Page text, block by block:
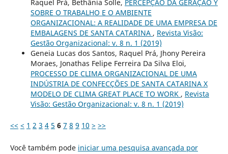
Raquel Prá, Bethânia Solle, PERCEPÇÃO DA GERAÇÃO Y
SOBRE O TRABALHO E O AMBIENTE
ORGANIZACIONAL: A REALIDADE DE UMA EMPRESA DE
EMBALAGENS DE SANTA CATARINA , Revista Visão:
Gestão Organizacional: v. 8 n. 1 (2019)
Geneia Lucas dos Santos, Raquel Prá, Jhony Pereira
Moraes, Jonathas Felipe Ferreira Da Silva Eloi,
PROCESSO DE CLIMA ORGANIZACIONAL DE UMA
INDÚSTRIA DE CONFECÇÕES DE SANTA CATARINA X
MODELO DE CLIMA GREAT PLACE TO WORK , Revista
Visão: Gestão Organizacional: v. 8 n. 1 (2019)
<< < 1 2 3 4 5 6 7 8 9 10 > >>
Você também pode iniciar uma pesquisa avançada por